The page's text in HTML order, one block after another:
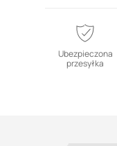
Ubezpieczona
przesyłka